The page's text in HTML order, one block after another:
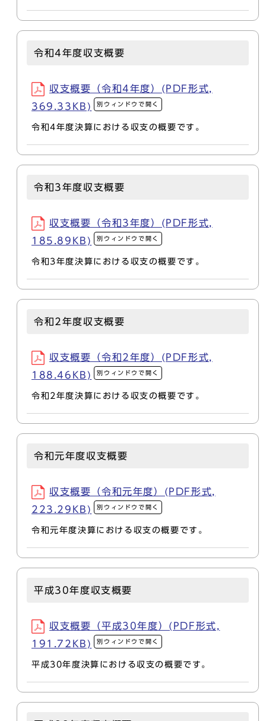
令和4年度収支概要
収支概要（令和4年度）(PDF形式,
369.33KB)
別ウィンドウで開く
令和4年度決算における収支の概要です。
令和3年度収支概要
収支概要（令和3年度）(PDF形式,
185.89KB)
別ウィンドウで開く
令和3年度決算における収支の概要です。
令和2年度収支概要
収支概要（令和2年度）(PDF形式,
188.46KB)
別ウィンドウで開く
令和2年度決算における収支の概要です。
令和元年度収支概要
収支概要（令和元年度）(PDF形式,
223.29KB)
別ウィンドウで開く
令和元年度決算における収支の概要です。
平成30年度収支概要
収支概要（平成30年度）(PDF形式,
191.72KB)
別ウィンドウで開く
平成30年度決算における収支の概要です。